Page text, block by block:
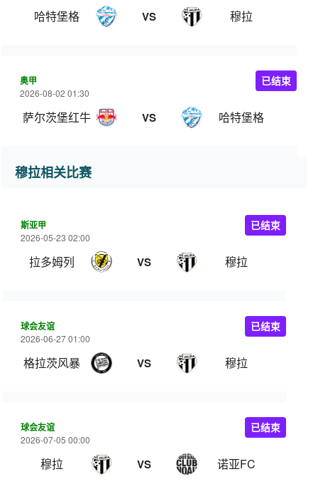
哈特堡格 VS 穆拉
奥甲
2026-08-02 01:30
萨尔茨堡红牛 VS 哈特堡格
已结束
穆拉相关比赛
斯亚甲
2026-05-23 02:00
拉多姆列 VS 穆拉
已结束
球会友谊
2026-06-27 01:00
格拉茨风暴 VS 穆拉
已结束
球会友谊
2026-07-05 00:00
穆拉 VS 诺亚FC
已结束